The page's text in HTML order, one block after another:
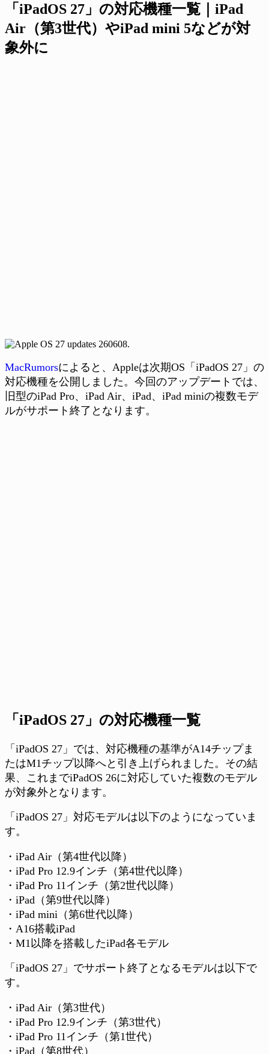
「iPadOS 27」の対応機種一覧｜iPad
Air（第3世代）やiPad mini 5などが対
象外に
MacRumorsによると、Appleは次期OS「iPadOS 27」の
対応機種を公開しました。今回のアップデートでは、
旧型のiPad Pro、iPad Air、iPad、iPad miniの複数モデ
ルがサポート終了となります。
「iPadOS 27」の対応機種一覧
「iPadOS 27」では、対応機種の基準がA14チップま
たはM1チップ以降へと引き上げられました。その結
果、これまでiPadOS 26に対応していた複数のモデル
が対象外となります。
「iPadOS 27」対応モデルは以下のようになっていま
す。
・iPad Air（第4世代以降）
・iPad Pro 12.9インチ（第4世代以降）
・iPad Pro 11インチ（第2世代以降）
・iPad（第9世代以降）
・iPad mini（第6世代以降）
・A16搭載iPad
・M1以降を搭載したiPad各モデル
「iPadOS 27」でサポート終了となるモデルは以下で
す。
・iPad Air（第3世代）
・iPad Pro 12.9インチ（第3世代）
・iPad Pro 11インチ（第1世代）
・iPad（第8世代）